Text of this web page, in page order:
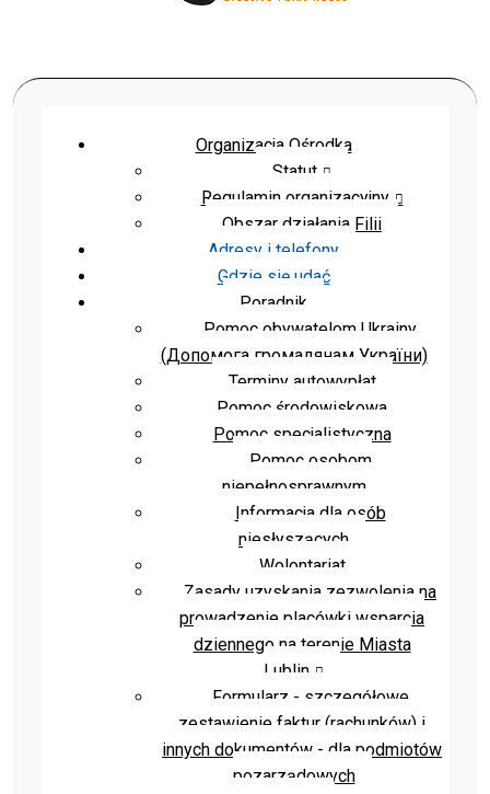
Organizacja Ośrodka
Statut
Regulamin organizacyjny
Obszar działania Filii
Adresy i telefony
Gdzie się udać
Poradnik
Pomoc obywatelom Ukrainy
(Допомога громадянам України)
Terminy autowypłat
Pomoc środowiskowa
Pomoc specjalistyczna
Pomoc osobom
niepełnosprawnym
Informacja dla osób
niesłyszących
Wolontariat
Zasady uzyskania zezwolenia na
prowadzenie placówki wsparcia
dziennego na terenie Miasta
Lublin
Formularz - szczegółowe
zestawienie faktur (rachunków) i
innych dokumentów - dla podmiotów
pozarządowych